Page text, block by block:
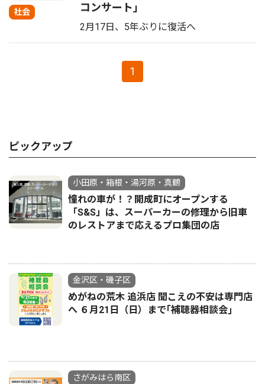
社会
コンサート｣
2月17日、5年ぶりに復活へ
1
ピックアップ
小田原・箱根・湯河原・真鶴
憧れの車が！？開成町にオープンする
「S&S」は、スーパーカーの修理から旧車
のレストアまで応えるプロ集団の店
金沢区・磯子区
めがねの荒木 追浜店 聞こえの不安は専門店
へ ６月21日（日）まで｢補聴器相談会｣
さがみはら南区